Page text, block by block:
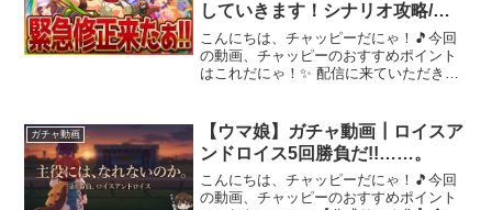
していきます！シナリオ攻略/タ
マモクロス/タッカーブライン/ク
ロノジェネシス【新シナリオ】
こんにちは、チャッピーだにゃ！🎵今回
の動画、チャッピーのおすすめポイント
はこれだにゃ！✨ 配信に来ていただきあ
たらチャンネル登録・Goodボタンお願い
しますサブちゃんね...
ガチャ動画
【ウマ娘】ガチャ動画┃ロイスア
ンドロイス5回勝負だ!!……。
こんにちは、チャッピーだにゃ！🎵今回
の動画、チャッピーのおすすめポイント